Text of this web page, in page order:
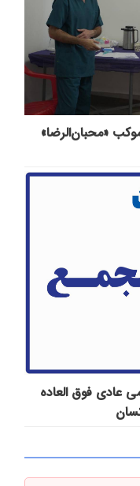
در موکب «محبان‌الرضا»
عادی فوق العاده